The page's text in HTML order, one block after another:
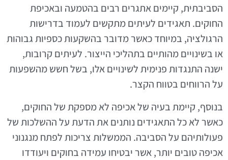
הסביבתית, קיימים אתגרים רבים בהטמעה ובאכיפת
החוקים. תאגידים לעיתים מתקשים לעמוד בדרישות
הרגולציה, במיוחד כאשר מדובר בהשקעות כספיות גבוהות
או בשינויים מהותיים בתהליכי הייצור. לעיתים קרובות,
ישנה התנגדות פנימית לשינויים אלו, בשל חשש מהשפעות
על הרווחים בטווח הקצר.
בנוסף, קיימת בעיה של אכיפה לא מספקת של החוקים,
כאשר לא כל התאגידים נותנים את הדעת על ההשלכות של
פעולותיהם על הסביבה. הממשלות צריכות לפתח מנגנוני
אכיפה טובים יותר, אשר יבטיחו עמידה בחוקים ויעודדו